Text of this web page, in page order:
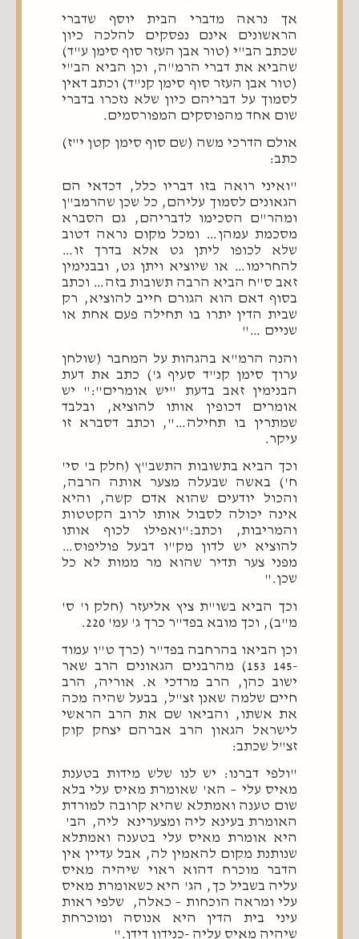
אך נראה מדברי הבית יוסף שדברי
הראשונים אינם נפסקים להלכה כיון
שכתב הב"י (טור אבן העזר סוף סימן ע"ד)
שהביא את דברי הרמ"ה, וכן הביא הב"י
(טור אבן העזר סוף סימן קנ"ד) וכתב דאין
לסמוך על דבריהם כיון שלא נזכרו בדברי
שום אחד מהפוסקים המפורסמים.
אולם הדרכי משה (שם סוף סימן קטן י"ז)
כתב:
"ואיני רואה בזו דבריו כלל, דכדאי הם
הגאונים לסמוך עליהם, כל שכן שהרמב"ן
ומהר"ם הסכימו לדבריהם, גם הסברא
מסכמת עמהן… ומכל מקום נראה דטוב
שלא לכופו ליתן גט אלא בדרך זו…
להחרימו… או שיוציא ויתן גט, ובבנימין
זאב ס"ח הביא הרבה תשובות בזה… וכתב
בסוף דאם הוא הגורם חייב להוציא, רק
שבית הדין יתרו בו תחילה פעם אחת או
שניים …"
והנה הרמ"א בהגהות על המחבר (שולחן
ערוך סימן קנ"ד סעיף ג') כתב את דעת
הבנימין זאב בדעת "יש אומרים":" יש
אומרים דכופין אותו להוציא, ובלבד
שמתרין בו תחילה…", וכתב דסברא זו
עיקר.
וכך הביא בתשובות התשב"ץ (חלק ב' סי'
ח') באשה שבעלה מצער אותה הרבה,
והכול יודעים שהוא אדם קשה, והיא
אינה יכולה לסבול אותו לרוב הקטטות
והמריבות, וכתב:"ואפילו לכוף אותו
להוציא יש לדון מק"ו דבעל פוליפוס…
מפני צער תדיר שהוא מר ממות לא כל
שכן."
וכך הביא בשו"ת ציץ אליעזר (חלק ו' ס'
מ"ב), וכך מובא בפד"ר כרך ג' עמ' 220.
וכן הביאו בהרחבה בפד"ר (כרך ט"ו עמוד
-145 153) מהרבנים הגאונים הרב שאר
ישוב כהן, הרב מרדכי א. אוריה, הרב
חיים שלמה שאנן זצ"ל, בבעל שהיה מכה
את אשתו, והביאו שם את הרב הראשי
לישראל הגאון הרב אברהם יצחק קוק
זצ"ל שכתב:
"ולפי דברנו: יש לנו שלש מידות בטענת
מאיס עלי – הא' שאומרת מאיס עלי בלא
שום טענה ואמתלא שהיא קרובה למורדת
האומרת בעינא ליה ומצערינא ליה, הב'
היא אומרת מאיס עלי בטענה ואמתלא
שנותנת מקום להאמין לה, אבל עדיין אין
הדבר מוכרח דהוא ראוי שיהיה מאיס
עליה בשביל כך, הג' היא כשאומרת מאיס
עלי ומראה הוכחות – כאלה, שלפי ראות
עיני בית הדין היא אנוסה ומוכרחת
שיהיה מאיס עליה -כנידון דידן."